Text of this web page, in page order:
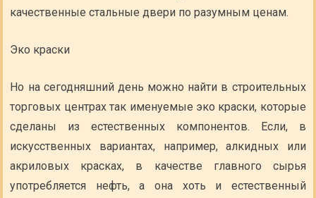
качественные стальные двери по разумным ценам.
Эко краски
Но на сегодняшний день можно найти в строительных
торговых центрах так именуемые эко краски, которые
сделаны из естественных компонентов. Если, в
искусственных вариантах, например, алкидных или
акриловых красках, в качестве главного сырья
употребляется нефть, а она хоть и естественный